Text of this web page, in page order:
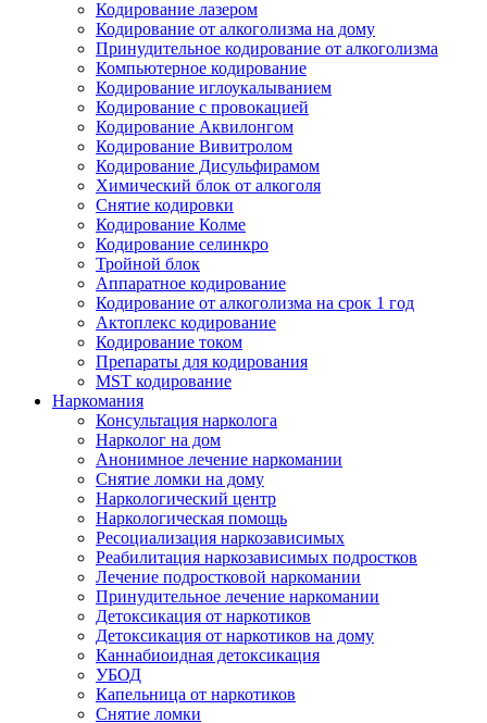
Кодирование лазером
Кодирование от алкоголизма на дому
Принудительное кодирование от алкоголизма
Компьютерное кодирование
Кодирование иглоукалыванием
Кодирование с провокацией
Кодирование Аквилонгом
Кодирование Вивитролом
Кодирование Дисульфирамом
Химический блок от алкоголя
Снятие кодировки
Кодирование Колме
Кодирование селинкро
Тройной блок
Аппаратное кодирование
Кодирование от алкоголизма на срок 1 год
Актоплекс кодирование
Кодирование током
Препараты для кодирования
MST кодирование
Наркомания
Консультация нарколога
Нарколог на дом
Анонимное лечение наркомании
Снятие ломки на дому
Наркологический центр
Наркологическая помощь
Ресоциализация наркозависимых
Реабилитация наркозависимых подростков
Лечение подростковой наркомании
Принудительное лечение наркомании
Детоксикация от наркотиков
Детоксикация от наркотиков на дому
Каннабиоидная детоксикация
УБОД
Капельница от наркотиков
Снятие ломки